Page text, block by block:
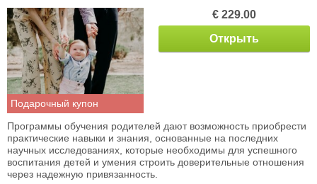
Подарочный купон
€ 229.00
Открыть
Программы обучения родителей дают возможность приобрести
практические навыки и знания, основанные на последних
научных исследованиях, которые необходимы для успешного
воспитания детей и умения строить доверительные отношения
через надежную привязанность.